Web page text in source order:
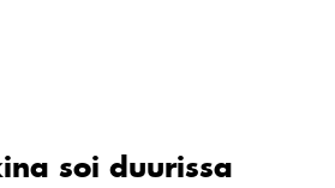
soi duurissa